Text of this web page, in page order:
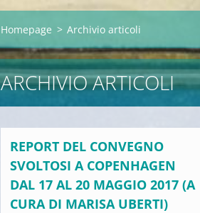
Homepage > Archivio articoli
ARCHIVIO ARTICOLI
REPORT DEL CONVEGNO
SVOLTOSI A COPENHAGEN
DAL 17 AL 20 MAGGIO 2017 (A
CURA DI MARISA UBERTI)